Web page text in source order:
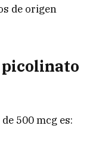
de origen
picolinato
500 mcg es: